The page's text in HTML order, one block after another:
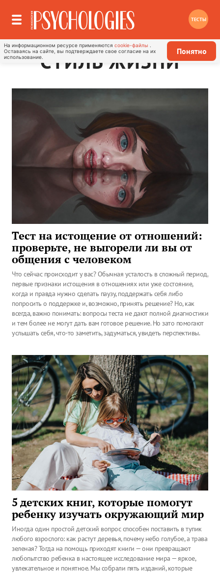
ТЕСТЫ
На информационном ресурсе применяются cookie-файлы
Оставаясь на сайте, вы подтверждаете свое согласие на их
использование.
Понятно
СТИЛЬ ЖИЗНИ
Тест на истощение от отношений:
проверьте, не выгорели ли вы от
общения с человеком
Что сейчас происходит у вас? Обычная усталость в сложный период,
первые признаки истощения в отношениях или уже состояние,
когда и правда нужно сделать паузу, поддержать себя либо
попросить о поддержке и, возможно, принять решение? Но, как
всегда, важно понимать: вопросы теста не дают полной диагностики
и тем более не могут дать вам готовое решение. Но зато помогают
услышать себя, что-то заметить, задуматься, увидеть перспективы.
5 детских книг, которые помогут
ребенку изучать окружающий мир
Иногда один простой детский вопрос способен поставить в тупик
любого взрослого: как растут деревья, почему небо голубое, а трава
зеленая? Тогда на помощь приходят книги — они превращают
любопытство ребенка в настоящее исследование мира — яркое,
увлекательное и понятное. Мы собрали пять изданий, которые